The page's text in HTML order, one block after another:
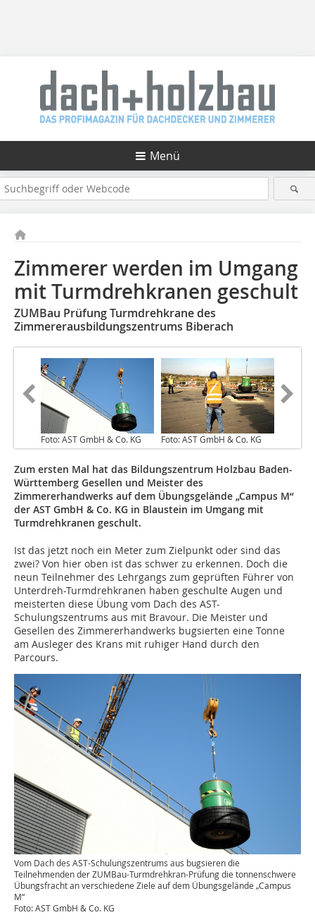
Menü
Zimmerer werden im Umgang
mit Turmdrehkranen geschult
ZUMBau Prüfung Turmdrehkrane des
Zimmererausbildungszentrums Biberach
Foto: AST GmbH & Co. KG Foto: AST GmbH & Co. KG
Zum ersten Mal hat das Bildungszentrum Holzbau Baden-
Württemberg Gesellen und Meister des
Zimmererhandwerks auf dem Übungsgelände „Campus M“
der AST GmbH & Co. KG in Blaustein im Umgang mit
Turmdrehkranen geschult.
Ist das jetzt noch ein Meter zum Zielpunkt oder sind das
zwei? Von hier oben ist das schwer zu erkennen. Doch die
neun Teilnehmer des Lehrgangs zum geprüften Führer von
Unterdreh-Turmdrehkranen haben geschulte Augen und
meisterten diese Übung vom Dach des AST-
Schulungszentrums aus mit Bravour. Die Meister und
Gesellen des Zimmererhandwerks bugsierten eine Tonne
am Ausleger des Krans mit ruhiger Hand durch den
Parcours.
Vom Dach des AST-Schulungszentrums aus bugsieren die
Teilnehmenden der ZUMBau-Turmdrehkran-Prüfung die tonnenschwere
Übungsfracht an verschiedene Ziele auf dem Übungsgelände „Campus
M“
Foto: AST GmbH & Co. KG